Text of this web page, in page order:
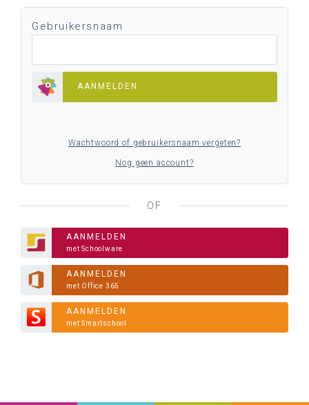
Gebruikersnaam
AANMELDEN
Wachtwoord of gebruikersnaam vergeten?
Nog geen account?
OF
AANMELDEN
met Schoolware
AANMELDEN
met Office 365
AANMELDEN
met Smartschool